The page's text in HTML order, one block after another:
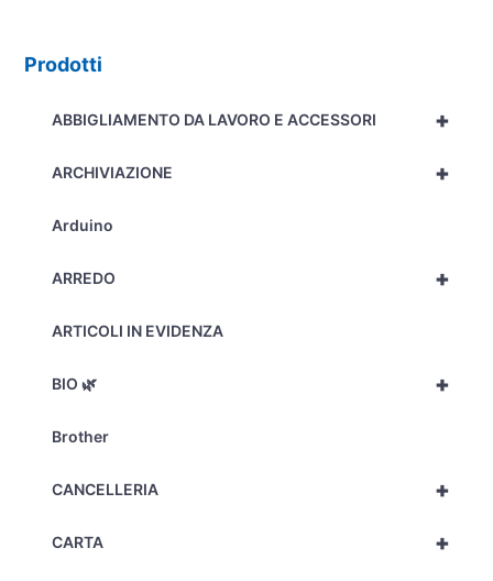
Prodotti
+
ABBIGLIAMENTO DA LAVORO E ACCESSORI
+
ARCHIVIAZIONE
Arduino
+
ARREDO
ARTICOLI IN EVIDENZA
+
BIO 🌿
Brother
+
CANCELLERIA
+
CARTA